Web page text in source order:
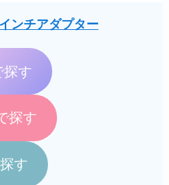
ンチアダプター
探す
探す
す